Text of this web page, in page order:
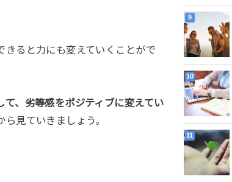
きると力にも変えていくことがで
、劣等感をポジティブに変えてい
見ていきましょう。